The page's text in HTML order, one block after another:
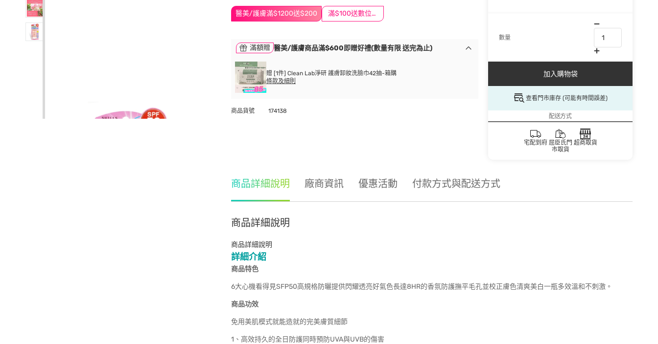
醫美/護膚滿$1200送$200 滿$100送數位印花
數量
加入購物袋
查看門市庫存 (可能有時間誤差)
配送方式
宅配到府 屈臣氏門
市取貨
超商取貨
滿額贈 醫美/護膚商品滿$600即贈好禮(數量有限 送完為止)
贈 [1件] Clean Lab淨研 護膚卸妝洗臉巾42抽-箱購
條款及細則
商品貨號 174138
商品詳細說明 廠商資訊 優惠活動 付款方式與配送方式
商品詳細說明
商品詳細說明
詳細介紹
商品特色
6大心機看得見SFP50高規格防曬提供閃耀透亮好氣色長達8HR的香氛防護撫平毛孔並校正膚色清爽美白一瓶多效溫和不刺激。
商品功效
免用美肌模式就能造就的完美膚質細節
1、高效持久的全日防護同時預防UVA與UVB的傷害